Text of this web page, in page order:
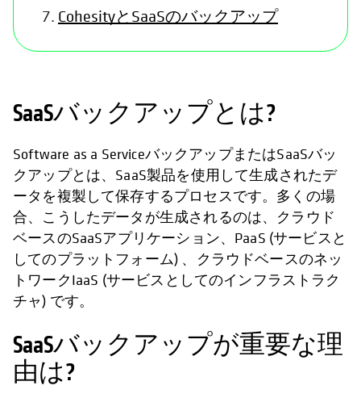
CohesityとSaaSのバックアップ
SaaSバックアップとは?
Software as a ServiceバックアップまたはSaaSバッ
クアップとは、SaaS製品を使用して生成されたデ
ータを複製して保存するプロセスです。多くの場
合、こうしたデータが生成されるのは、クラウド
ベースのSaaSアプリケーション、PaaS (サービスと
してのプラットフォーム) 、クラウドベースのネッ
トワークIaaS (サービスとしてのインフラストラク
チャ) です。
SaaSバックアップが重要な理
由は?